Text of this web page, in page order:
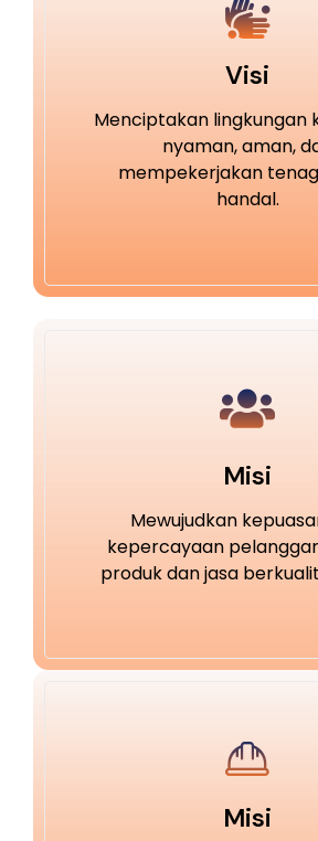
Visi
Menciptakan lingkungan
nyaman, aman,
mempekerjakan
handal.
Misi
Mewujudkan
kepercayaan
produk dan jasa
Misi